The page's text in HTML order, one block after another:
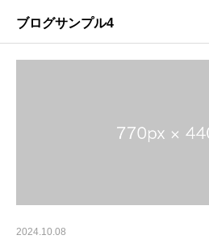
ブログサンプル4
2024.10.08